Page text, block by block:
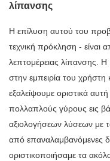
λίπανσης
Η επίλυση αυτού του
τεχνική πρόκληση - είναι
λεπτομέρειας λίπανσης. Η
στην εμπειρία του χρήστη
εξαλείψουμε οριστικά
πολλαπλούς γύρους εις
αξιολογήσεων λύσεων με
από επαναλαμβανόμενες
οριστικοποιήσαμε τα